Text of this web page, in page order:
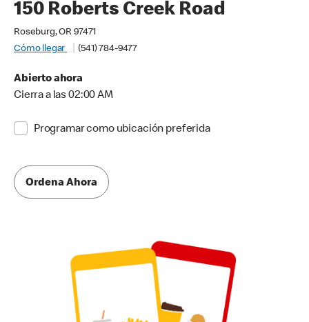
150 Roberts Creek Road
Roseburg, OR 97471
Cómo llegar
(541) 784-9477
Abierto ahora
Cierra a las 02:00 AM
Programar como ubicación preferida
Ordena Ahora